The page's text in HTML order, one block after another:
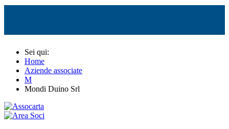
Sei qui:
Home
Aziende associate
M
Mondi Duino Srl